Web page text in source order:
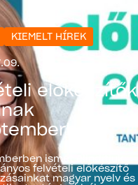
KIEMELT HÍREK
előkészítők
ismét elindítjuk
felvételi előkészítő
magyar nyelv és